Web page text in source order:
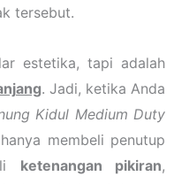
tersebut.
estetika, tapi adalah
. Jadi, ketika Anda
Kidul Medium Duty
membeli penutup
ketenangan pikiran,